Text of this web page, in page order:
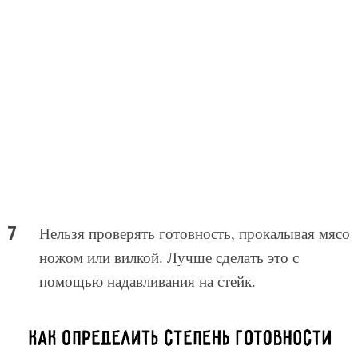
Нельзя проверять готовность, прокалывая мясо
ножом или вилкой. Лучше сделать это с
помощью надавливания на стейк.